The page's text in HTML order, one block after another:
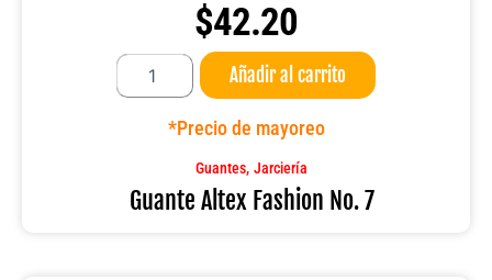
$42.20
Guante
Fashion
Añadir al carrito
*Precio de mayoreo
Guantes, Jarciería
Guante Altex Fashion No. 7